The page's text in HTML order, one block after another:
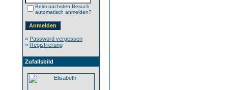
Beim nächsten Besuch
automatisch anmelden?
» Password vergessen
» Registrierung
Zufallsbild